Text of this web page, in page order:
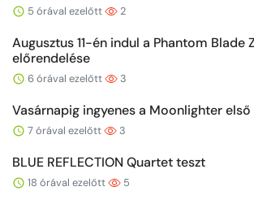
5 órával ezelőtt 2
Augusztus 11-én indul a Phantom Blade
előrendelése
6 órával ezelőtt 3
Vasárnapig ingyenes a Moonlighter első
7 órával ezelőtt 3
BLUE REFLECTION Quartet teszt
18 órával ezelőtt 5